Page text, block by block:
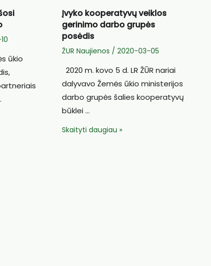
ūkio
Įvyko kooperatyvų veiklos
gerinimo darbo grupės
posėdis
ŽUR Naujienos /2020-03-05
2020 m. kovo 5 d. LR ŽŪR nariai
dalyvavo Žemės ūkio ministerijos
darbo grupės šalies kooperatyvų
būklei …
Įvyko
Skaityti daugiau »